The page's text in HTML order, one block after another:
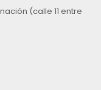
(calle 11 entre